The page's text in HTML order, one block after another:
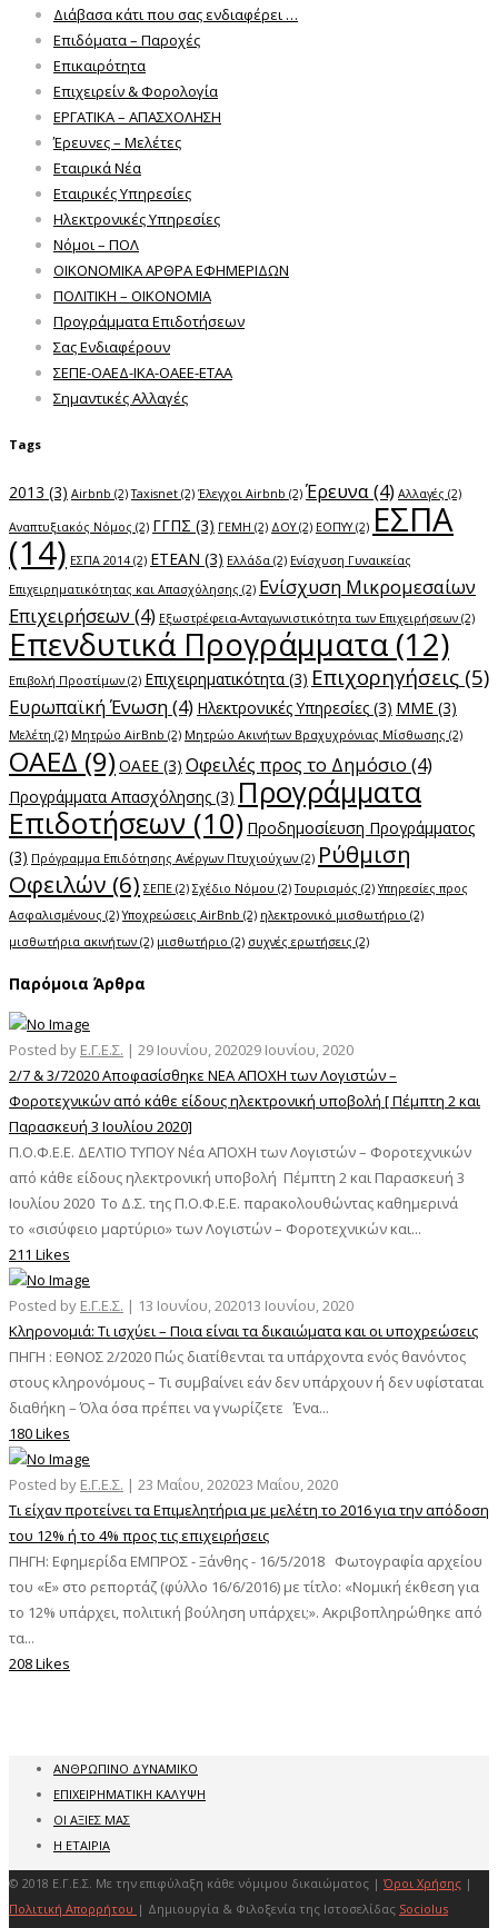
Διάβασα κάτι που σας ενδιαφέρει …
Επιδόματα – Παροχές
Επικαιρότητα
Επιχειρείν & Φορολογία
ΕΡΓΑΤΙΚΑ – ΑΠΑΣΧΟΛΗΣΗ
Έρευνες – Μελέτες
Εταιρικά Νέα
Εταιρικές Υπηρεσίες
Ηλεκτρονικές Υπηρεσίες
Νόμοι – ΠΟΛ
ΟΙΚΟΝΟΜΙΚΑ ΑΡΘΡΑ ΕΦΗΜΕΡΙΔΩΝ
ΠΟΛΙΤΙΚΗ – ΟΙΚΟΝΟΜΙΑ
Προγράμματα Επιδοτήσεων
Σας Ενδιαφέρουν
ΣΕΠΕ-ΟΑΕΔ-ΙΚΑ-ΟΑΕΕ-ΕΤΑΑ
Σημαντικές Αλλαγές
Tags
2013 (3) Airbnb (2) Taxisnet (2) Έλεγχοι Airbnb (2) Έρευνα(4) Αλλαγές (2)
Αναπτυξιακός Νόμος (2) ΓΓΠΣ (3) ΓΕΜΗ (2) ΔΟΥ(2) ΕΟΠΥΥ(2) ΕΣΠΑ
(14) ΕΣΠΑ 2014 (2) ΕΤΕΑΝ (3) Ελλάδα (2) Ενίσχυση Γυναικείας
Επιχειρηματικότητας και Απασχόλησης (2) Ενίσχυση Μικρομεσαίων
Επιχειρήσεων (4) Εξωστρέφεια-Ανταγωνιστικότητα των Επιχειρήσεων (2)
Επενδυτικά Προγράμματα (12)
Επιβολή Προστίμων (2) Επιχειρηματικότητα (3) Επιχορηγήσεις (5)
Ευρωπαϊκή Ένωση(4) Ηλεκτρονικές Υπηρεσίες (3) ΜΜΕ (3)
Μελέτη (2) Μητρώο AirBnb (2) Μητρώο Ακινήτων Βραχυχρόνιας Μίσθωσης (2)
ΟΑΕΔ (9) ΟΑΕΕ (3) Οφειλές προς το Δημόσιο (4)
Προγράμματα Απασχόλησης (3) Προγράμματα
Επιδοτήσεων (10) Προδημοσίευση Προγράμματος
(3) Πρόγραμμα Επιδότησης Ανέργων Πτυχιούχων (2) Ρύθμιση
Οφειλών (6) ΣΕΠΕ (2) Σχέδιο Νόμου (2) Τουρισμός (2) Υπηρεσίες προς
Ασφαλισμένους (2) Υποχρεώσεις AirBnb (2) ηλεκτρονικό μισθωτήριο (2)
μισθωτήρια ακινήτων (2) μισθωτήριο (2) συχνές ερωτήσεις (2)
Παρόμοια Άρθρα
Posted by Ε.Γ.Ε.Σ. | 29 Ιουνίου, 202029 Ιουνίου, 2020
2/7 & 3/72020 Αποφασίσθηκε ΝΕΑ ΑΠΟΧΗ των Λογιστών –
Φοροτεχνικών από κάθε είδους ηλεκτρονική υποβολή [ Πέμπτη 2 και
Παρασκευή 3 Ιουλίου 2020]
Π.Ο.Φ.Ε.Ε. ΔΕΛΤΙΟ ΤΥΠΟΥ Νέα ΑΠΟΧΗ των Λογιστών – Φοροτεχνικών
από κάθε είδους ηλεκτρονική υποβολή Πέμπτη 2 και Παρασκευή 3
Ιουλίου 2020 Το Δ.Σ. της Π.Ο.Φ.Ε.Ε. παρακολουθώντας καθημερινά
το «σισύφειο μαρτύριο» των Λογιστών – Φοροτεχνικών και...
211 Likes
Posted by Ε.Γ.Ε.Σ. | 13 Ιουνίου, 202013 Ιουνίου, 2020
Κληρονομιά: Τι ισχύει – Ποια είναι τα δικαιώματα και οι υποχρεώσεις
ΠΗΓΗ : ΕΘΝΟΣ 2/2020 Πώς διατίθενται τα υπάρχοντα ενός θανόντος
στους κληρονόμους – Τι συμβαίνει εάν δεν υπάρχουν ή δεν υφίσταται
διαθήκη – Όλα όσα πρέπει να γνωρίζετε Ένα...
180 Likes
Posted by Ε.Γ.Ε.Σ. | 23 Μαΐου, 202023 Μαΐου, 2020
Τι είχαν προτείνει τα Επιμελητήρια με μελέτη το 2016 για την απόδοση
του 12% ή το 4% προς τις επιχειρήσεις
ΠΗΓΗ: Εφημερίδα ΕΜΠΡΟΣ - Ξάνθης - 16/5/2018 Φωτογραφία αρχείου
του «Ε» στο ρεπορτάζ (φύλλο 16/6/2016) με τίτλο: «Νομική έκθεση για
το 12% υπάρχει, πολιτική βούληση υπάρχει;». Ακριβοπληρώθηκε από
τα...
208 Likes
ΑΝΘΡΩΠΙΝΟ ΔΥΝΑΜΙΚΟ
ΕΠΙΧΕΙΡΗΜΑΤΙΚΗ ΚΑΛΥΨΗ
ΟΙ ΑΞΙΕΣ ΜΑΣ
Η ΕΤΑΙΡΙΑ
© 2018 Ε.Γ.Ε.Σ. Με την επιφύλαξη κάθε νόμιμου δικαιώματος | Όροι Χρήσης |
Πολιτική Απορρήτου | Δημιουργία & Φιλοξενία της Ιστοσελίδας Sociolus